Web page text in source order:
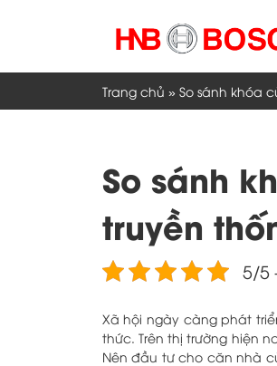
Trang chủ » So sánh khóa
So sánh
truyền
5/5
Xã hội ngày càng phát
thức. Trên thị trường hiện
Nên đầu tư cho căn nhà